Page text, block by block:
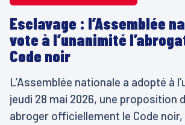
Esclavage : l’Assemblée
vote à l’unanimité
Code noir
L’Assemblée nationale a adopté à
jeudi 28 mai 2026, une proposition
abroger officiellement le Code